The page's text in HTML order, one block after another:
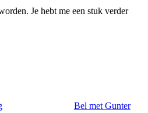
Je hebt me een stuk verder
Bel met Gunter